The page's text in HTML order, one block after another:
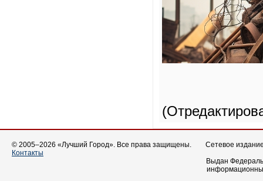
© 2005–2026 «Лучший Город». Все права защищены.
Контакты
Сетевое
Выдан